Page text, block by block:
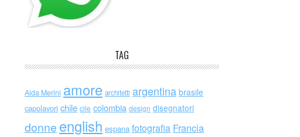
TAG
Alda Merini amore architetti argentina brasile
capolavori chile cile colombia design disegnatori
donne english espana fotografia Francia